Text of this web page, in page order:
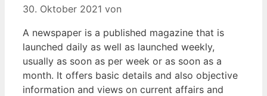
30. Oktober 2021 von
A newspaper is a published magazine that is
launched daily as well as launched weekly,
usually as soon as per week or as soon as a
month. It offers basic details and also objective
information and views on current affairs and